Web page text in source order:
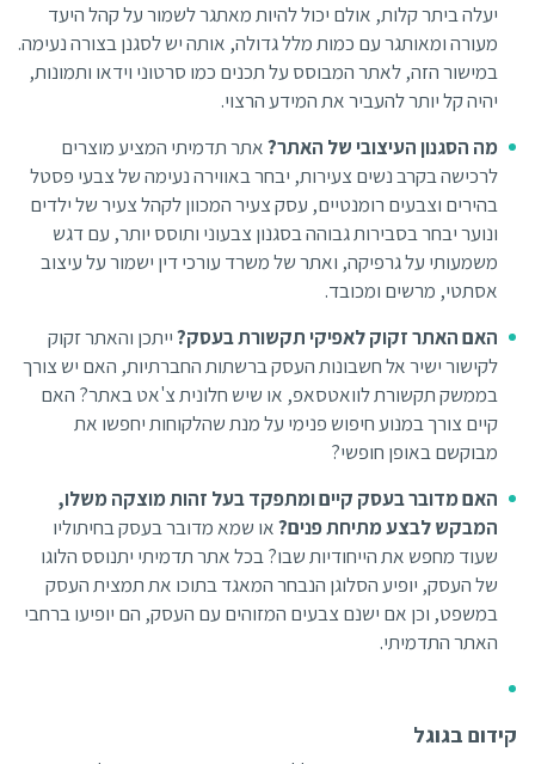
יעלה ביתר קלות, אולם יכול להיות מאתגר לשמור על קהל היעד
מעורה ומאותגר עם כמות מלל גדולה, אותה יש לסגנן בצורה נעימה.
במישור הזה, לאתר המבוסס על תכנים כמו סרטוני וידאו ותמונות,
יהיה קל יותר להעביר את המידע הרצוי.
מה הסגנון העיצובי של האתר?אתר תדמיתי המציע מוצרים
לרכישה בקרב נשים צעירות, יבחר באווירה נעימה של צבעי פסטל
בהירים וצבעים רומנטיים, עסק צעיר המכוון לקהל צעיר של ילדים
ונוער יבחר בסבירות גבוהה בסגנון צבעוני ותוסס יותר, עם דגש
משמעותי על גרפיקה, ואתר של משרד עורכי דין ישמור על עיצוב
אסתטי, מרשים ומכובד.
האם האתר זקוק לאפיקי תקשורת בעסק?ייתכן והאתר זקוק
לקישור ישיר אל חשבונות העסק ברשתות החברתיות, האם יש צורך
בממשק תקשורת לוואטסאפ, או שיש חלונית צ'אט באתר? האם
קיים צורך במנוע חיפוש פנימי על מנת שהלקוחות יחפשו את
מבוקשם באופן חופשי?
האם מדובר בעסק קיים ומתפקד בעל זהות מוצקה משלו,
המבקש לבצע מתיחת פנים?או שמא מדובר בעסק בחיתוליו
שעוד מחפש את הייחודיות שבו? בכל אתר תדמיתי יתנוסס הלוגו
של העסק, יופיע הסלוגן הנבחר המאגד בתוכו את תמצית העסק
במשפט, וכן אם ישנם צבעים המזוהים עם העסק, הם יופיעו ברחבי
האתר התדמיתי.
קידום בגוגל